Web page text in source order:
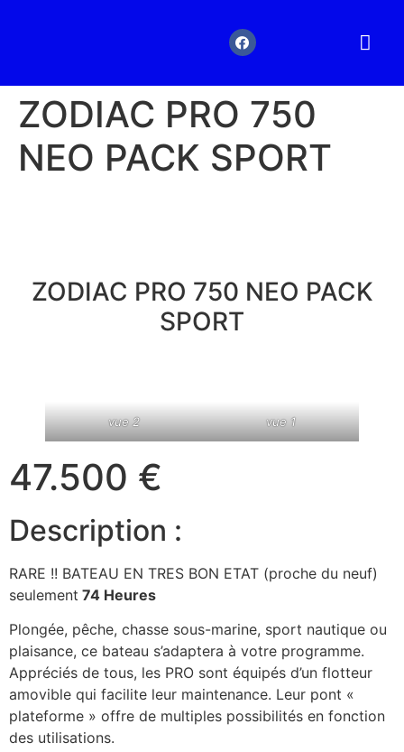
ZODIAC PRO 750
NEO PACK SPORT
ZODIAC PRO 750 NEO PACK
SPORT
vue 2 vue 1
47.500 €
Description :
RARE !! BATEAU EN TRES BON ETAT (proche du neuf)
seulement 74 Heures
Plongée, pêche, chasse sous-marine, sport nautique ou
plaisance, ce bateau s’adaptera à votre programme.
Appréciés de tous, les PRO sont équipés d’un flotteur
amovible qui facilite leur maintenance. Leur pont «
plateforme » offre de multiples possibilités en fonction
des utilisations.